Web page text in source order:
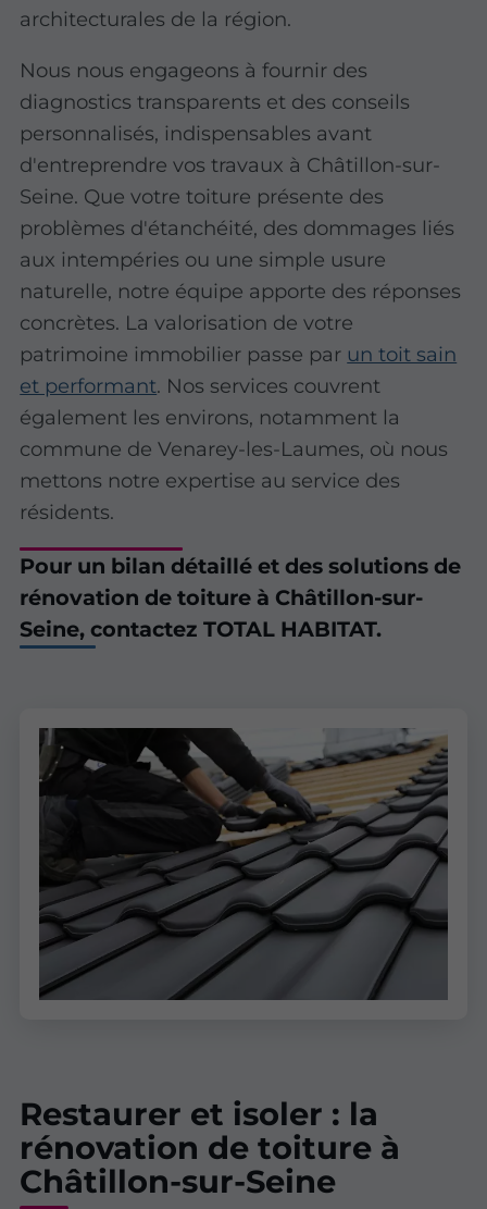
architecturales de la région.
Nous nous engageons à fournir des
diagnostics transparents et des conseils
personnalisés, indispensables avant
d'entreprendre vos travaux à Châtillon-sur-
Seine. Que votre toiture présente des
problèmes d'étanchéité, des dommages liés
aux intempéries ou une simple usure
naturelle, notre équipe apporte des réponses
concrètes. La valorisation de votre
patrimoine immobilier passe par un toit sain
et performant. Nos services couvrent
également les environs, notamment la
commune de Venarey-les-Laumes, où nous
mettons notre expertise au service des
résidents.
Pour un bilan détaillé et des solutions de
rénovation de toiture à Châtillon-sur-
Seine, contactez TOTAL HABITAT.
Restaurer et isoler : la
rénovation de toiture à
Châtillon-sur-Seine